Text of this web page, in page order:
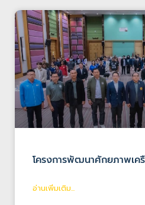
โครงการพัฒนาศักยภาพเค
อ่านเพิ่มเติม...